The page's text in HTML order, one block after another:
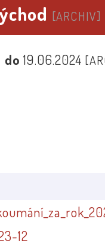
[ARCHIV]
do19.06.2024
12